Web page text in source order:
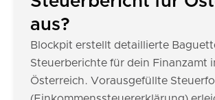
aus?
Blockpit erstellt detaillierte
Steuerberichte für dein Finanzamt
Österreich. Vorausgefüllte